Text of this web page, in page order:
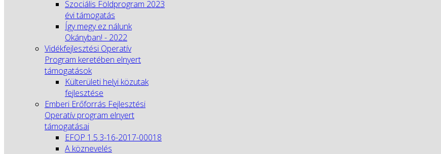
Szociális Földprogram 2023
évi támogatás
Így megy ez nálunk
Okányban! - 2022
Vidékfejlesztési Operatív
Program keretében elnyert
támogatások
Külterületi helyi közutak
fejlesztése
Emberi Erőforrás Fejlesztési
Operatív program elnyert
támogatásai
EFOP 1.5.3-16-2017-00018
A köznevelés